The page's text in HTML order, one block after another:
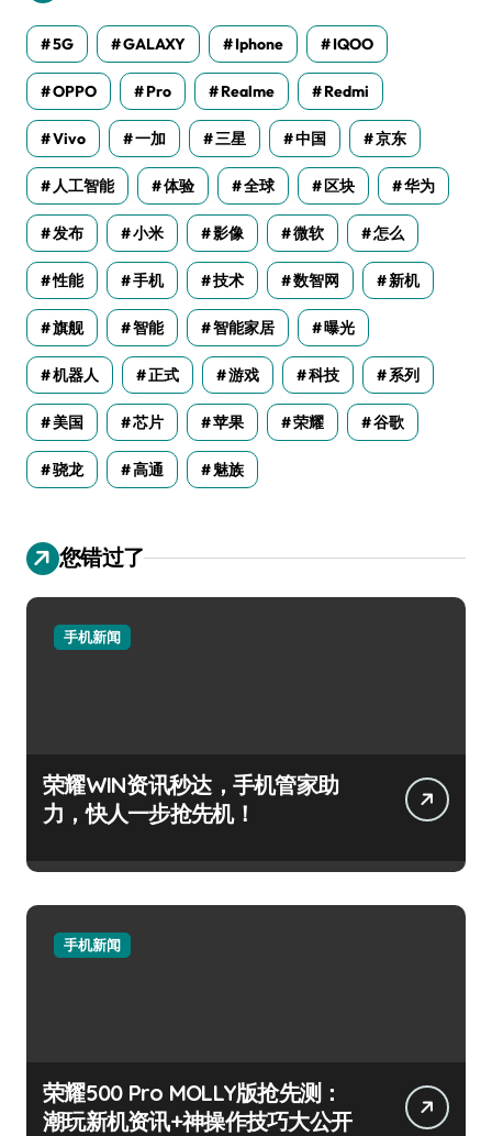
5G GALAXY Iphone IQOO
OPPO Pro Realme Redmi
Vivo 一加 三星 中国 京东
人工智能 体验 全球 区块 华为
发布 小米 影像 微软 怎么
性能 手机 技术 数智网 新机
旗舰 智能 智能家居 曝光
机器人 正式 游戏 科技 系列
美国 芯片 苹果 荣耀 谷歌
骁龙 高通 魅族
您错过了
手机新闻
荣耀WIN资讯秒达，手机管家助
力，快人一步抢先机！
手机新闻
荣耀500 Pro MOLLY版抢先测：
潮玩新机资讯+神操作技巧大公开